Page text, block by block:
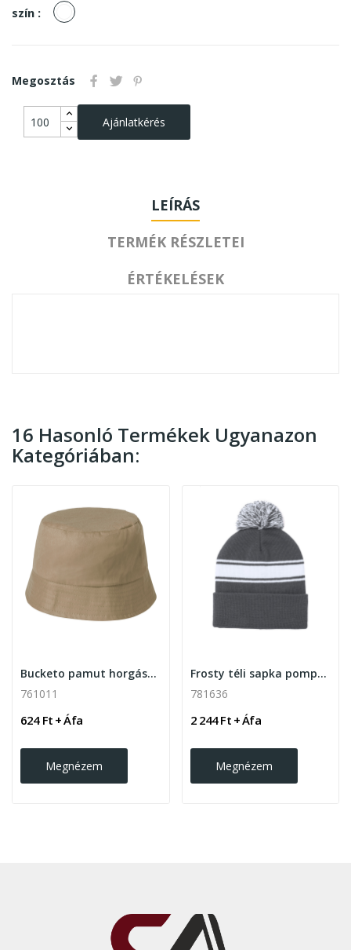
szín :
fehér
Megosztás
Ajánlatkérés
LEÍRÁS
TERMÉK RÉSZLETEI
ÉRTÉKELÉSEK
16 Hasonló Termékek Ugyanazon
Kategóriában:
Bucketo pamut horgászsapka
761011
624 Ft + Áfa
Megnézem
Frosty téli sapka pompommal
781636
2 244 Ft + Áfa
Megnézem